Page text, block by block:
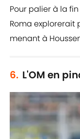
Pour palier à la
Roma explorerait
menant à
6. L'OM en